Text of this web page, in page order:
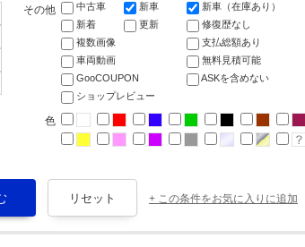
その他 中古車 新車
新車（在庫あり）
新着
更新
修復歴なし
複数画像
支払総額あり
車両動画
無料見積可能
GooCOUPON
ASKを含めない
ショップレビュー
色
+ この条件をお気に入りに追加